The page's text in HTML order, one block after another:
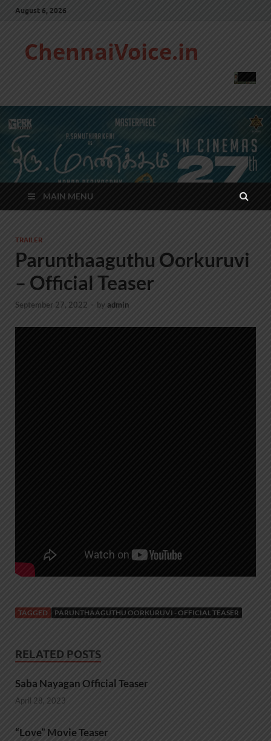
August 6, 2026
ChennaiVoice.in
MAIN MENU
TRAILER
Parunthaaguthu Oorkuruvi
– Official Teaser
September 27, 2022 - byadmin
TAGGED PARUNTHAAGUTHU OORKURUVI - OFFICIAL TEASER
RELATED POSTS
Saba Nayagan Official Teaser
April 28, 2023
“Love” Movie Teaser